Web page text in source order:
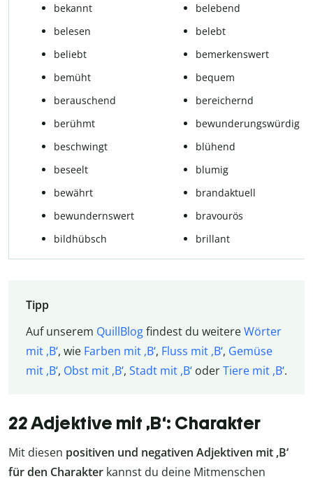
bekannt
belesen
beliebt
bemüht
berauschend
berühmt
beschwingt
beseelt
bewährt
bewundernswert
bildhübsch
belebend
belebt
bemerkenswert
bequem
bereichernd
bewunderungswürdig
blühend
blumig
brandaktuell
bravourös
brillant
Tipp
Auf unserem QuillBlogfindest du weitereWörter
mit ,B‘, wie Farben mit ,B‘, Fluss mit ,B‘, Gemüse
mit ,B‘, Obst mit ,B‘, Stadt mit ,B‘oderTiere mit ,B‘.
22 Adjektive mit ,B‘: Charakter
Mit diesen positiven und negativen Adjektiven mit ,B‘
für den Charakter kannst du deine Mitmenschen